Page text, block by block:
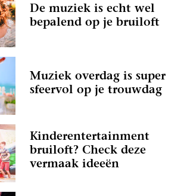
De muziek is echt wel
bepalend op je bruiloft
Muziek overdag is super
sfeervol op je trouwdag
Kinderentertainment
bruiloft? Check deze
vermaak ideeën